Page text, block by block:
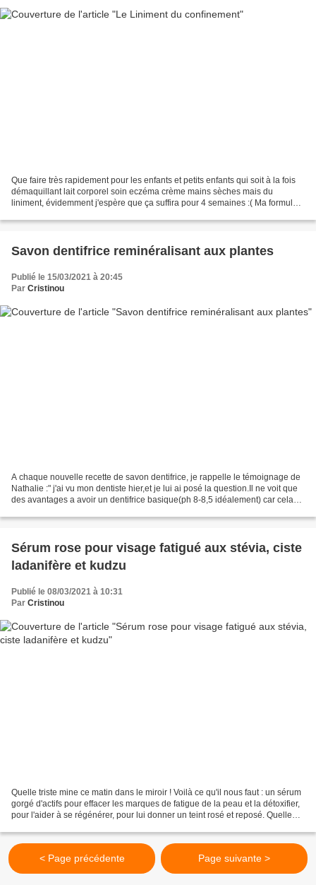
Que faire très rapidement pour les enfants et petits enfants qui soit à la fois
démaquillant lait corporel soin eczéma crème mains sèches mais du
liniment, évidemment j'espère que ça suffira pour 4 semaines :( Ma formule
Savon dentifrice reminéralisant aux plantes
Publié le 15/03/2021 à 20:45
Par Cristinou
A chaque nouvelle recette de savon dentifrice, je rappelle le témoignage de
Nathalie :" j'ai vu mon dentiste hier,et je lui ai posé la question.Il ne voit que
des avantages a avoir un dentifrice basique(ph 8-8,5 idéalement) car cela
Sérum rose pour visage fatigué aux stévia, ciste
ladanifère et kudzu
Publié le 08/03/2021 à 10:31
Par Cristinou
Quelle triste mine ce matin dans le miroir ! Voilà ce qu'il nous faut : un sérum
gorgé d'actifs pour effacer les marques de fatigue de la peau et la détoxifier,
pour l'aider à se régénérer, pour lui donner un teint rosé et reposé. Quelle
< Page précédente Page suivante >